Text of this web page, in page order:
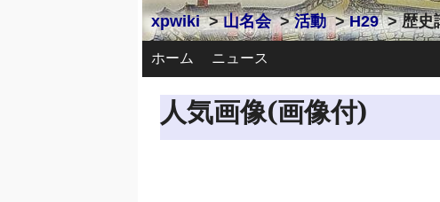
xpwiki>山名会>活動>H29> 歴史
ホーム ニュース
人気画像(画像付)